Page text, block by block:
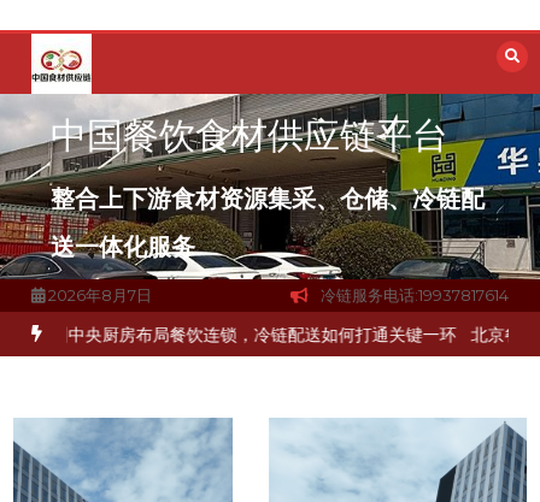
容
中国餐饮食材供应链平台
整合上下游食材资源集采、仓储、冷链配
送一体化服务
2026年8月7日 冷链服务电话:19937817614
品食材流通难题？ 杭州中央厨房布局餐饮连锁，冷链配送如何打通关